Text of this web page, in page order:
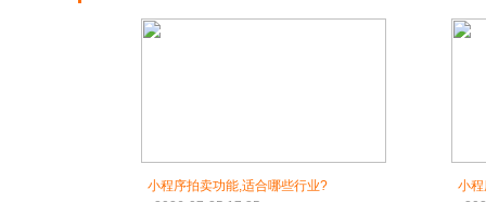
小程序拍卖功能,适合哪些行业?
小